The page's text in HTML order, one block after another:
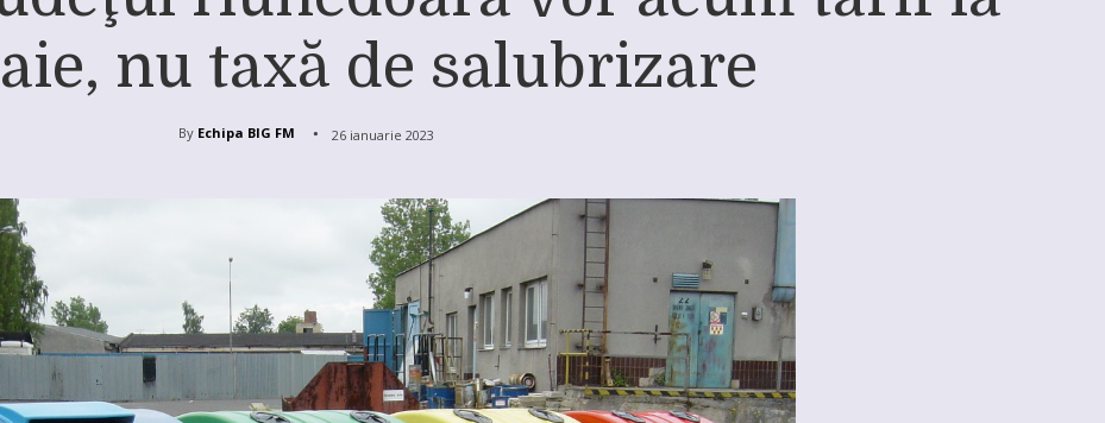
nu taxă de salubrizare
By Echipa BIG FM 26 ianuarie 2023